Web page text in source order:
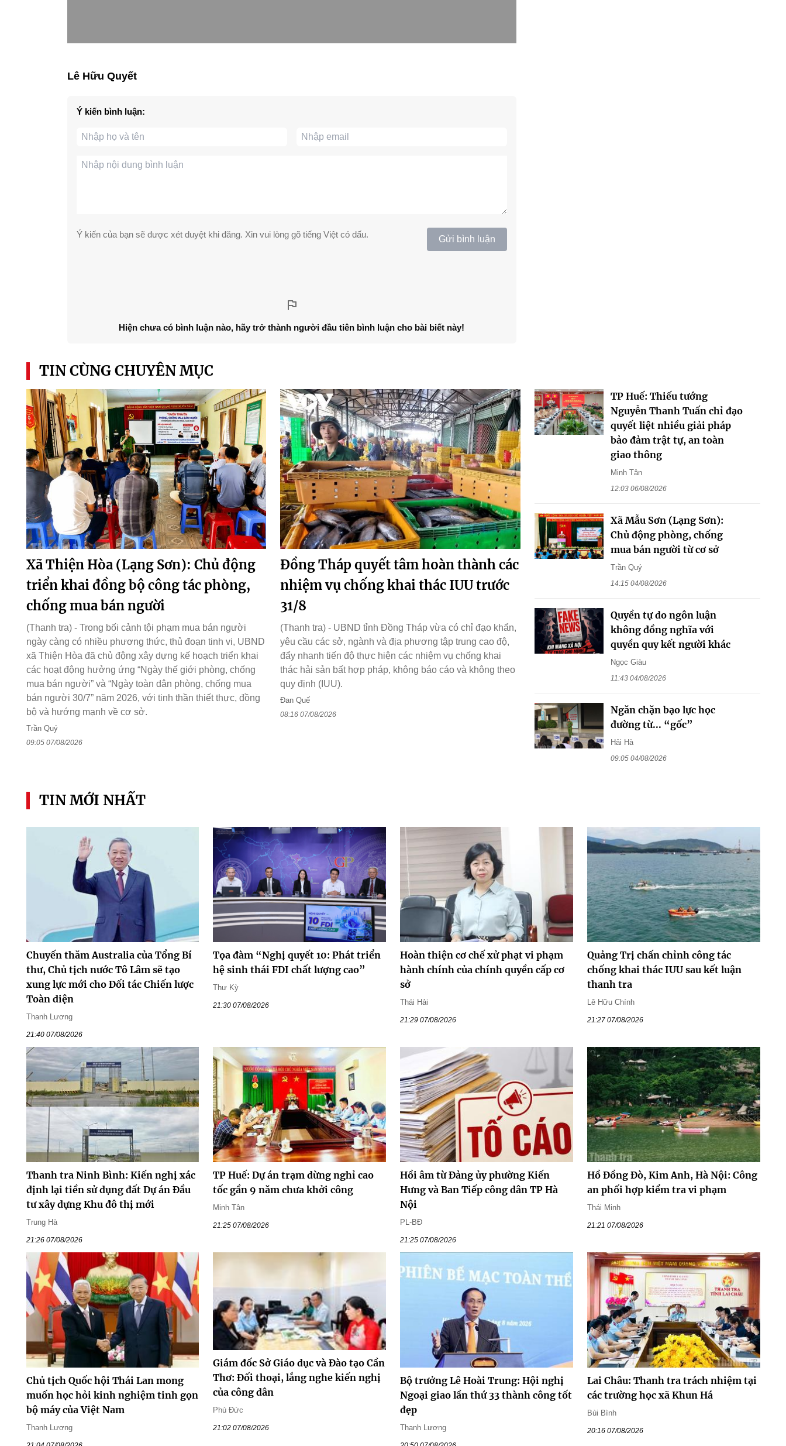
Lê Hữu Quyết
Ý kiến bình luận:
Ý kiến của bạn sẽ được xét duyệt khi đăng. Xin vui lòng gõ tiếng Việt có dấu. Gửi bình luận
Hiện chưa có bình luận nào, hãy trở thành người đầu tiên bình luận cho bài biết này!
TIN CÙNG CHUYÊN MỤC
Xã Thiện Hòa (Lạng Sơn): Chủ động
triển khai đồng bộ công tác phòng,
chống mua bán người
(Thanh tra) - Trong bối cảnh tội phạm mua bán người
ngày càng có nhiều phương thức, thủ đoạn tinh vi, UBND
xã Thiện Hòa đã chủ động xây dựng kế hoạch triển khai
các hoạt động hưởng ứng “Ngày thế giới phòng, chống
mua bán người” và “Ngày toàn dân phòng, chống mua
bán người 30/7” năm 2026, với tinh thần thiết thực, đồng
bộ và hướng mạnh về cơ sở.
Trần Quý
09:05 07/08/2026
Đồng Tháp quyết tâm hoàn thành các
nhiệm vụ chống khai thác IUU trước
31/8
(Thanh tra) - UBND tỉnh Đồng Tháp vừa có chỉ đạo khẩn,
yêu cầu các sở, ngành và địa phương tập trung cao độ,
đẩy nhanh tiến độ thực hiện các nhiệm vụ chống khai
thác hải sản bất hợp pháp, không báo cáo và không theo
quy định (IUU).
Đan Quế
08:16 07/08/2026
TP Huế: Thiếu tướng
Nguyễn Thanh Tuấn chỉ đạo
quyết liệt nhiều giải pháp
bảo đảm trật tự, an toàn
giao thông
Minh Tân
12:03 06/08/2026
Xã Mẫu Sơn (Lạng Sơn):
Chủ động phòng, chống
mua bán người từ cơ sở
Trần Quý
14:15 04/08/2026
Quyền tự do ngôn luận
không đồng nghĩa với
quyền quy kết người khác
Ngọc Giàu
11:43 04/08/2026
Ngăn chặn bạo lực học
đường từ... “gốc”
Hải Hà
09:05 04/08/2026
TIN MỚI NHẤT
Chuyến thăm Australia của Tổng Bí
thư, Chủ tịch nước Tô Lâm sẽ tạo
xung lực mới cho Đối tác Chiến lược
Toàn diện
Thanh Lương
21:40 07/08/2026
Tọa đàm “Nghị quyết 10: Phát triển
hệ sinh thái FDI chất lượng cao”
Thư Kỳ
21:30 07/08/2026
Hoàn thiện cơ chế xử phạt vi phạm
hành chính của chính quyền cấp cơ
sở
Thái Hải
21:29 07/08/2026
Quảng Trị chấn chỉnh công tác
chống khai thác IUU sau kết luận
thanh tra
Lê Hữu Chính
21:27 07/08/2026
Thanh tra Ninh Bình: Kiến nghị xác
định lại tiền sử dụng đất Dự án Đầu
tư xây dựng Khu đô thị mới
Trung Hà
21:26 07/08/2026
TP Huế: Dự án trạm dừng nghỉ cao
tốc gần 9 năm chưa khởi công
Minh Tân
21:25 07/08/2026
Hồi âm từ Đảng ủy phường Kiến
Hưng và Ban Tiếp công dân TP Hà
Nội
PL-BĐ
21:25 07/08/2026
Hồ Đồng Đò, Kim Anh, Hà Nội: Công
an phối hợp kiểm tra vi phạm
Thái Minh
21:21 07/08/2026
Chủ tịch Quốc hội Thái Lan mong
muốn học hỏi kinh nghiệm tinh gọn
bộ máy của Việt Nam
Thanh Lương
Giám đốc Sở Giáo dục và Đào tạo Cần
Thơ: Đối thoại, lắng nghe kiến nghị
của công dân
Phú Đức
21:02 07/08/2026
Bộ trưởng Lê Hoài Trung: Hội nghị
Ngoại giao lần thứ 33 thành công tốt
đẹp
Thanh Lương
Lai Châu: Thanh tra trách nhiệm tại
các trường học xã Khun Há
Bùi Bình
20:16 07/08/2026